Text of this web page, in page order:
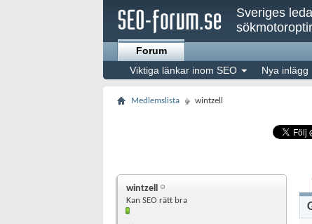
Sveriges
Forum
Viktiga länkar inom SEO
Nya inlägg
Medlemslista wintzell
wintzell
Kan SEO rätt bra